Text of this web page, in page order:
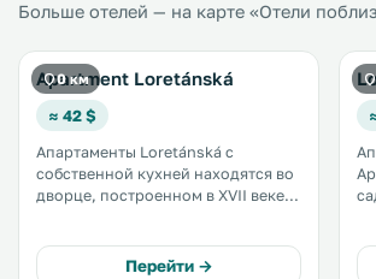
Больше отелей — на карте «Отели
0 км
Apartment Loretánská
≈ 42 $
Апартаменты Loretánská с
собственной кухней находятся во
дворце, построенном в XVII веке в
минутах ходьбы от замка. К
Перейти →